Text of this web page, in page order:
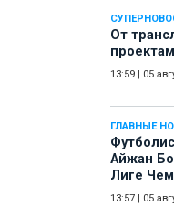
От
13:59 05
ГЛАВНЫЕ
Айжан
Лиге
13:57 05